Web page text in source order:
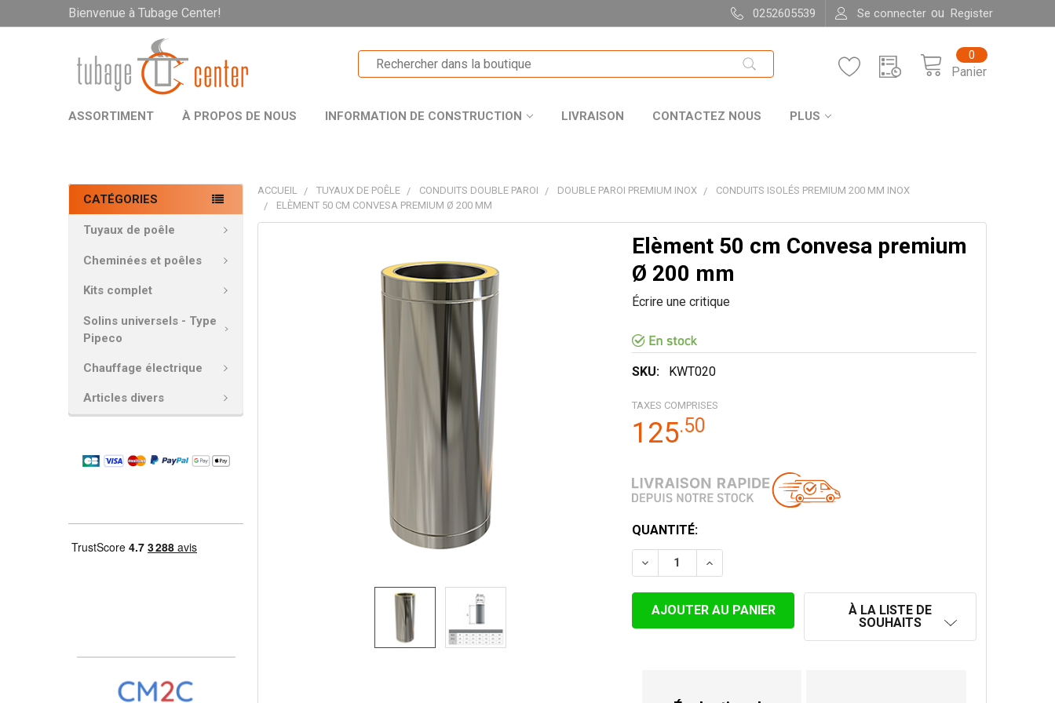
Bienvenue à Tubage Center! 0252605539 Se connecter ou Register
Panier
0
ASSORTIMENT À PROPOS DE NOUS INFORMATION DE CONSTRUCTION LIVRAISON CONTACTEZ NOUS PLUS
CATÉGORIES
Tuyaux de poêle
Cheminées et poêles
Kits complet
Solins universels - Type
Pipeco
Chauffage électrique
Articles divers
ACCUEIL TUYAUX DE POÊLE CONDUITS DOUBLE PAROI DOUBLE PAROI PREMIUM INOX
CONDUITS ISOLÉS PREMIUM 200 MM INOX
ELÈMENT 50 CM CONVESA PREMIUM Ø 200 MM
Elèment 50 cm Convesa premium
Ø 200 mm
Écrire une critique
SKU: KWT020
TAXES COMPRISES
125.50
STOCK
ACTUEL:
QUANTITÉ:
DIMINUER LA QUANTITÉ DE ELÈMENT 50 CM CONVESA PREMIUM Ø
AUGMENTER LA QUANTITÉ DE ELÈMENT 50 CM CONVESA
À LA LISTE DE
SOUHAITS